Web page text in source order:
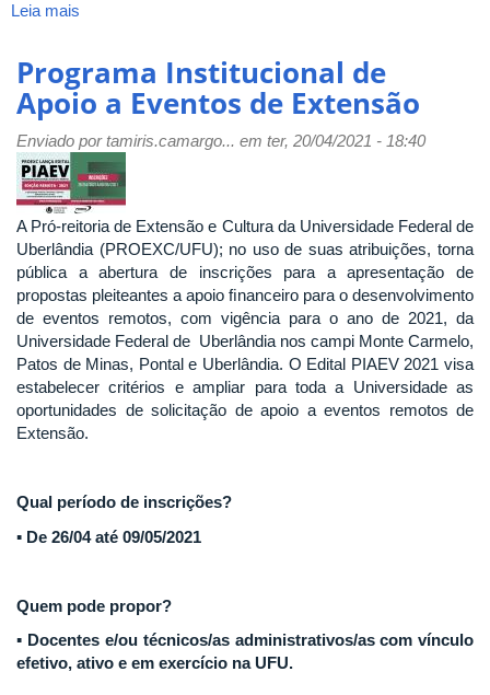
Leia mais
CECAMPE
Sudeste
Programa Institucional de
Apoio a Eventos de Extensão
Enviado portamiris.camargo... em ter, 20/04/2021 - 18:40
A Pró-reitoria de Extensão e Cultura da Universidade Federal de
Uberlândia (PROEXC/UFU); no uso de suas atribuições, torna
pública a abertura de inscrições para a apresentação de
propostas pleiteantes a apoio ﬁnanceiro para o desenvolvimento
de eventos remotos, com vigência para o ano de 2021, da
Universidade Federal de Uberlândia nos campi Monte Carmelo,
Patos de Minas, Pontal e Uberlândia. O Edital PIAEV 2021 visa
estabelecer critérios e ampliar para toda a Universidade as
oportunidades de solicitação de apoio a eventos remotos de
Extensão.
Qual período de inscrições?
▪️ De 26/04 até 09/05/2021
Quem pode propor?
▪️ Docentes e/ou técnicos/as administrativos/as com vínculo
efetivo, ativo e em exercício na UFU.